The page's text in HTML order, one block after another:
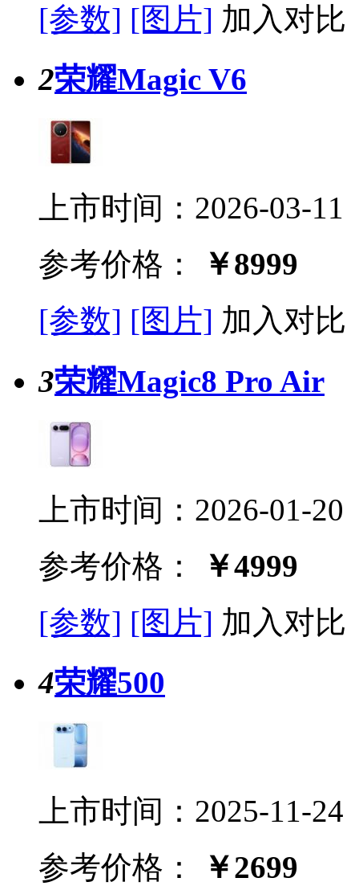
[参数] [图片] 加入对比
2荣耀Magic V6
上市时间：2026-03-11
参考价格：
￥8999
[参数] [图片] 加入对比
3荣耀Magic8 Pro Air
上市时间：2026-01-20
参考价格：
￥4999
[参数] [图片] 加入对比
4荣耀500
上市时间：2025-11-24
参考价格：
￥2699